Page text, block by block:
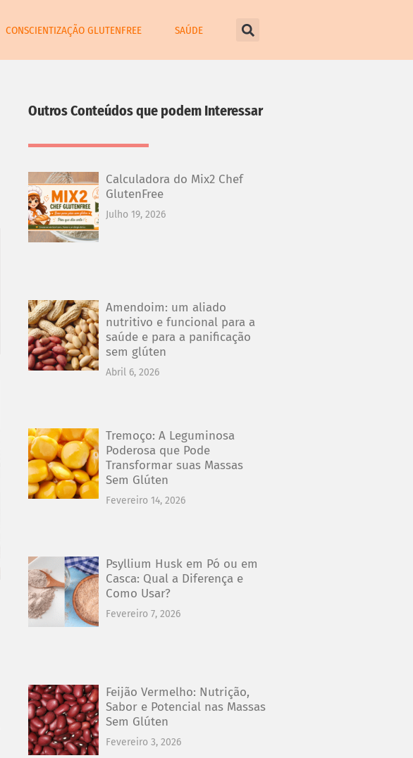
CONSCIENTIZAÇÃO GLUTENFREE SAÚDE
Outros Conteúdos que podem Interessar
Calculadora do Mix2 Chef
GlutenFree
Julho 19, 2026
Amendoim: um aliado
nutritivo e funcional para a
saúde e para a panificação
sem glúten
Abril 6, 2026
Tremoço: A Leguminosa
Poderosa que Pode
Transformar suas Massas
Sem Glúten
Fevereiro 14, 2026
Psyllium Husk em Pó ou em
Casca: Qual a Diferença e
Como Usar?
Fevereiro 7, 2026
Feijão Vermelho: Nutrição,
Sabor e Potencial nas Massas
Sem Glúten
Fevereiro 3, 2026